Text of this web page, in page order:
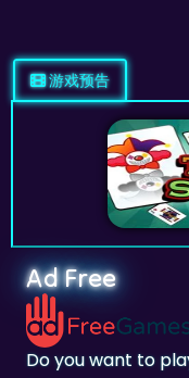
Ad Free
Do you want to
Subscribe and Play